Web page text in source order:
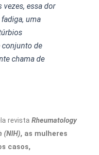
vezes, essa dor
uma
conjunto de
chama de
revista Rheumatology
(NIH), as mulheres
casos,